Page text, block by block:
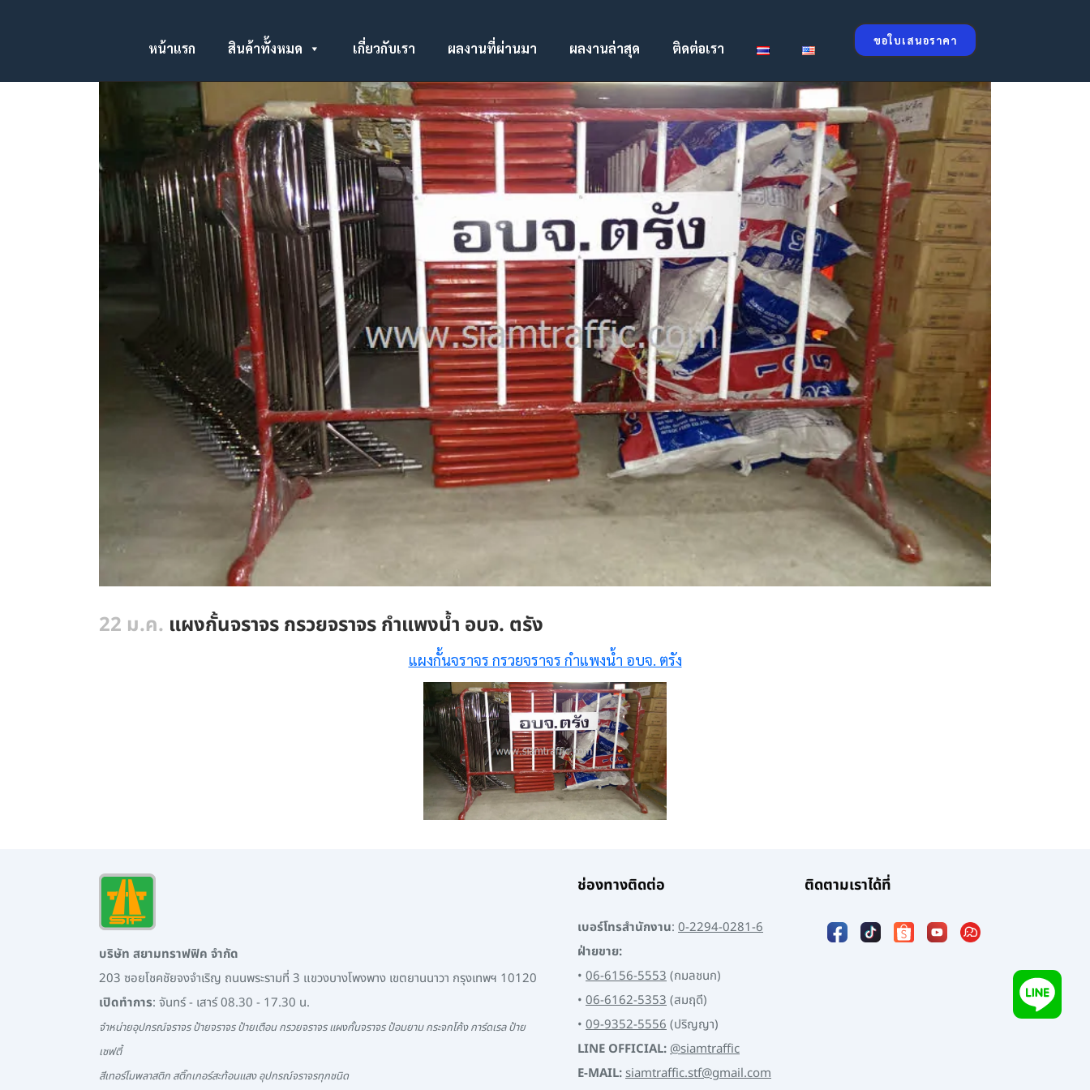
ขอใบเสนอราคา
หน้าแรก สินค้าทั้งหมด เกี่ยวกับเรา ผลงานที่ผ่านมา ผลงานล่าสุด ติดต่อเรา
22 ม.ค. แผงกั้นจราจร กรวยจราจร กำแพงน้ำ อบจ. ตรัง
แผงกั้นจราจร กรวยจราจร กำแพงน้ำ อบจ. ตรัง
บริษัท สยามทราฟฟิค จำกัด
203 ซอยโชคชัยจงจำเริญ ถนนพระรามที่ 3 แขวงบางโพงพาง เขตยานนาวา กรุงเทพฯ 10120
เปิดทำการ: จันทร์ - เสาร์ 08.30 - 17.30 น.
จำหน่ายอุปกรณ์จราจร ป้ายจราจร ป้ายเตือน กรวยจราจร แผงกั้นจราจร ป้อมยาม กระจกโค้ง การ์ดเรล ป้าย
เซฟตี้
สีเทอร์โมพลาสติก สติ๊กเกอร์สะท้อนแสง อุปกรณ์จราจรทุกชนิด
ช่องทางติดต่อ
เบอร์โทรสำนักงาน: 0-2294-0281-6
ฝ่ายขาย:
• 06-6156-5553 (กมลชนก)
• 06-6162-5353 (สมฤดี)
• 09-9352-5556 (ปริญญา)
LINE OFFICIAL: @siamtraffic
E-MAIL: siamtraffic.stf@gmail.com
ติดตามเราได้ที่